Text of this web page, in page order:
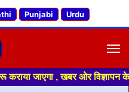
Punjabi Urdu
, खबर ओर विज्ञापन के